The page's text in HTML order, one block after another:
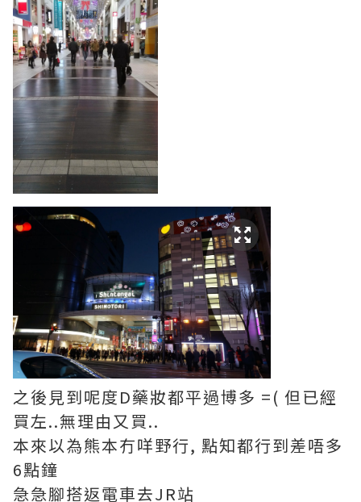
之後見到呢度D藥妝都平過博多 =( 但已經
買左..無理由又買..
本來以為熊本冇咩野行, 點知都行到差唔多
6點鐘
急急腳搭返電車去JR站